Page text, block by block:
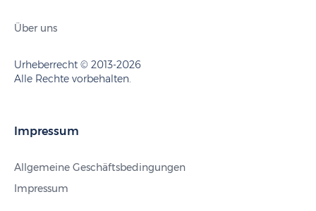
Über uns
Urheberrecht © 2013-2026
Alle Rechte vorbehalten.
Impressum
Allgemeine Geschäftsbedingungen
Impressum